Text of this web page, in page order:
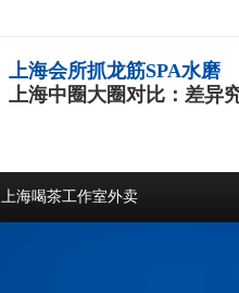
上海会所抓龙筋SPA水磨
上海中圈大圈对比：差异
上海喝茶工作室外卖